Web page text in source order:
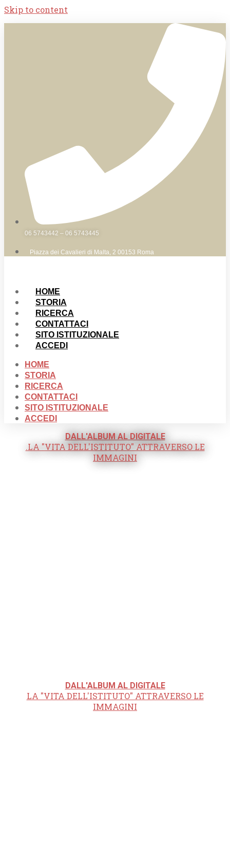
Skip to content
06 5743442 – 06 5743445
Piazza dei Cavalieri di Malta, 2 00153 Roma
HOME
STORIA
RICERCA
CONTATTACI
SITO ISTITUZIONALE
ACCEDI
HOME
STORIA
RICERCA
CONTATTACI
SITO ISTITUZIONALE
ACCEDI
DALL'ALBUM AL DIGITALE
.LA "VITA DELL'ISTITUTO" ATTRAVERSO LE
IMMAGINI
DALL'ALBUM AL DIGITALE
LA "VITA DELL'ISTITUTO" ATTRAVERSO LE
IMMAGINI